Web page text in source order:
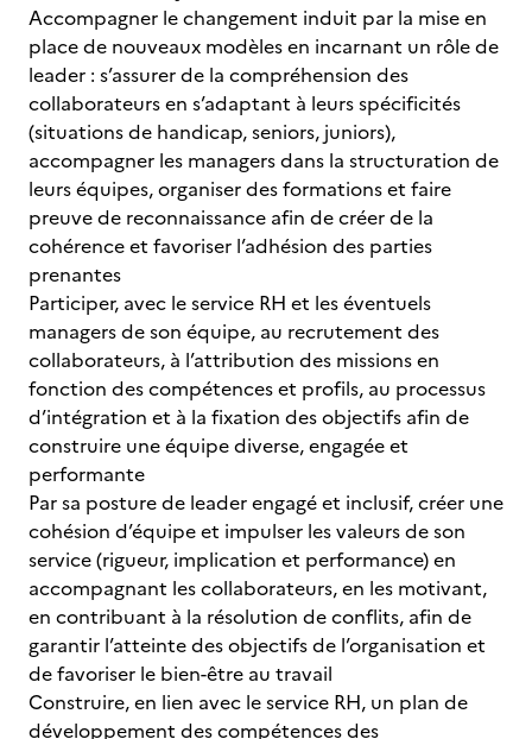
Accompagner le changement induit par la mise en
place de nouveaux modèles en incarnant un rôle de
leader : s’assurer de la compréhension des
collaborateurs en s’adaptant à leurs spécificités
(situations de handicap, seniors, juniors),
accompagner les managers dans la structuration de
leurs équipes, organiser des formations et faire
preuve de reconnaissance afin de créer de la
cohérence et favoriser l’adhésion des parties
prenantes
Participer, avec le service RH et les éventuels
managers de son équipe, au recrutement des
collaborateurs, à l’attribution des missions en
fonction des compétences et profils, au processus
d’intégration et à la fixation des objectifs afin de
construire une équipe diverse, engagée et
performante
Par sa posture de leader engagé et inclusif, créer une
cohésion d’équipe et impulser les valeurs de son
service (rigueur, implication et performance) en
accompagnant les collaborateurs, en les motivant,
en contribuant à la résolution de conflits, afin de
garantir l’atteinte des objectifs de l’organisation et
de favoriser le bien-être au travail
Construire, en lien avec le service RH, un plan de
développement des compétences des